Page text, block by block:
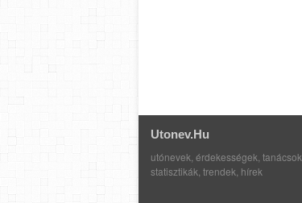
Utonev.hu
utónevek, érdekességek, tanácsok,
statisztikák, trendek, hírek